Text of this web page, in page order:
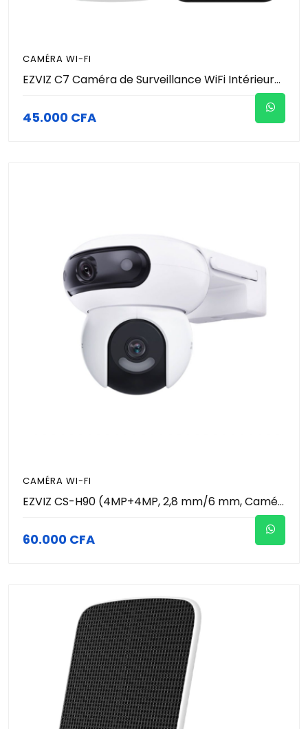
CAMÉRA WI-FI
EZVIZ C7 Caméra de Surveillance WiFi Intérieure 4MP à Double Objectif, Caméra de Sécurité 360°, Détection de Personne/Animal, Audio Bidirectionnel, Vision Nocturne, Mode Patrouille/Confidentialité
45.000 CFA
CAMÉRA WI-FI
EZVIZ CS-H90 (4MP+4MP, 2,8 mm/6 mm, Caméra extérieure contrôlable vision nocturne couleur, IP65) - Suivi automatique - intelligence artificielle et vision couleur de nuit
60.000 CFA